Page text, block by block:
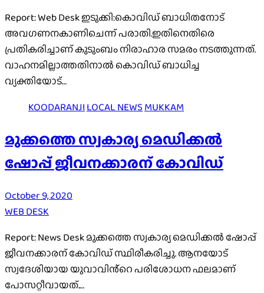
Report: Web Desk ഇടുക്കി:കൊവിഡ് ബാധിതനോട്
അവഗണനകാണിചെന്ന് പരാതി.ഇതിനെതിരെ
പ്രതികരിച്ചാണ് കുടുംബം നിരാഹാര സമരം നടത്തുന്നത്.
വാഹനമില്ലാത്തതിനാൽ കൊവിഡ് ബാധിച്ച
വ്യക്തിയോട്…
KOODARANJILOCAL NEWSMUKKAM
മുക്കത്തെ സ്വകാര്യ മെഡിക്കൽ
ഷോപ്പ് ജീവനക്കാരന് കോവിഡ്
October 9, 2020
WEB DESK
Report: News Desk മുക്കത്തെ സ്വകാര്യ മെഡിക്കൽ ഷോപ്പ്
ജീവനക്കാരന് കോവിഡ് സ്ഥിരീകരിച്ചു. ആനയോട്
സ്വദേശിയായ യുവാവിൻ്റെ പരിശോധന ഫലമാണ്
പോസറ്റീവായത്.…